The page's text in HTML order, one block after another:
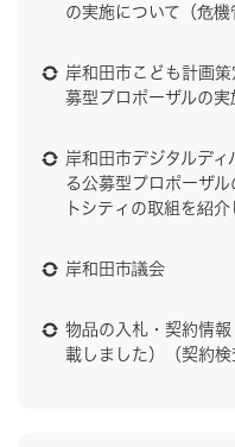
の実施について（危機
岸和田市こども計画
募型プロポーザルの実
岸和田市デジタルデ
る公募型プロポーザ
トシティの取組を紹介
岸和田市議会
物品の入札・契約情
載しました）（契約検